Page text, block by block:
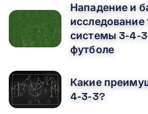
Нападение и
исследование
системы 3-4-
футболе
Какие
4-3-3?